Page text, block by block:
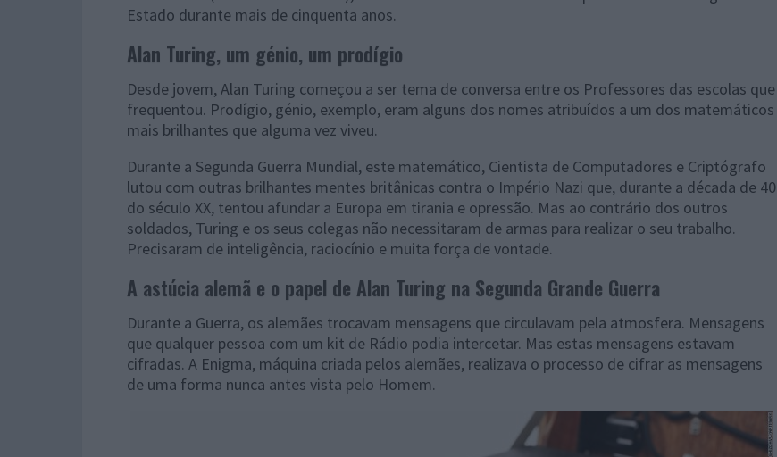
Estado durante mais de cinquenta anos.
Alan Turing, um génio, um prodígio
Desde jovem, Alan Turing começou a ser tema de conversa entre os Professores das escolas que
frequentou. Prodígio, génio, exemplo, eram alguns dos nomes atribuídos a um dos matemáticos
mais brilhantes que alguma vez viveu.
Durante a Segunda Guerra Mundial, este matemático, Cientista de Computadores e Criptógrafo
lutou com outras brilhantes mentes britânicas contra o Império Nazi que, durante a década de 40
do século XX, tentou afundar a Europa em tirania e opressão. Mas ao contrário dos outros
soldados, Turing e os seus colegas não necessitaram de armas para realizar o seu trabalho.
Precisaram de inteligência, raciocínio e muita força de vontade.
A astúcia alemã e o papel de Alan Turing na Segunda Grande Guerra
Durante a Guerra, os alemães trocavam mensagens que circulavam pela atmosfera. Mensagens
que qualquer pessoa com um kit de Rádio podia intercetar. Mas estas mensagens estavam
cifradas. A Enigma, máquina criada pelos alemães, realizava o processo de cifrar as mensagens
de uma forma nunca antes vista pelo Homem.